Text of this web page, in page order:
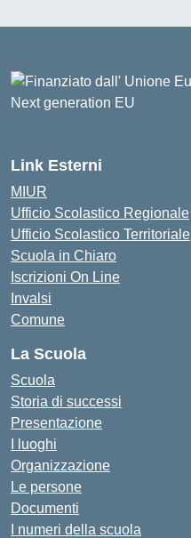
Link Esterni
MIUR
Ufficio Scolastico Regionale
Ufficio Scolastico Territoriale
Scuola in Chiaro
Iscrizioni On Line
Invalsi
Comune
La Scuola
Scuola
Storia di successi
Presentazione
I luoghi
Organizzazione
Le persone
Documenti
I numeri della scuola